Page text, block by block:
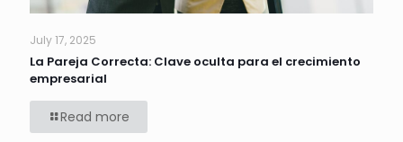
July 17, 2025
La Pareja Correcta: Clave oculta para el crecimiento
empresarial
Read more